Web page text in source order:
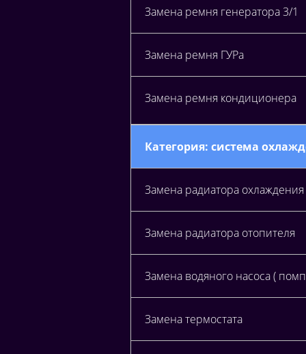
Замена ремня генератора 3/1
Замена ремня ГУРа
Замена ремня кондиционера
Категория: система
Замена радиатора охлаждения
Замена радиатора отопителя
Замена водяного насоса (
Замена термостата